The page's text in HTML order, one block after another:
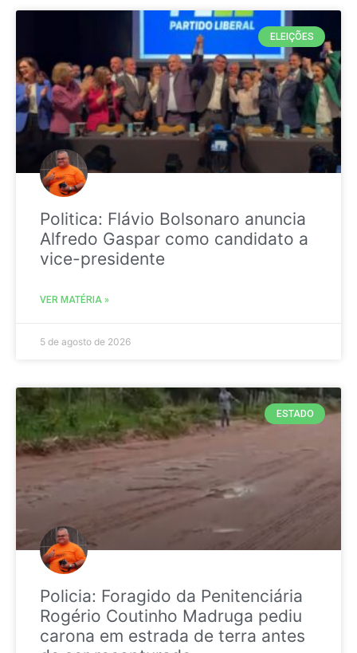
ELEIÇÕES
Politica: Flávio Bolsonaro anuncia
Alfredo Gaspar como candidato a
vice-presidente
VER MATÉRIA »
5 de agosto de 2026
ESTADO
Policia: Foragido da Penitenciária
Rogério Coutinho Madruga pediu
carona em estrada de terra antes